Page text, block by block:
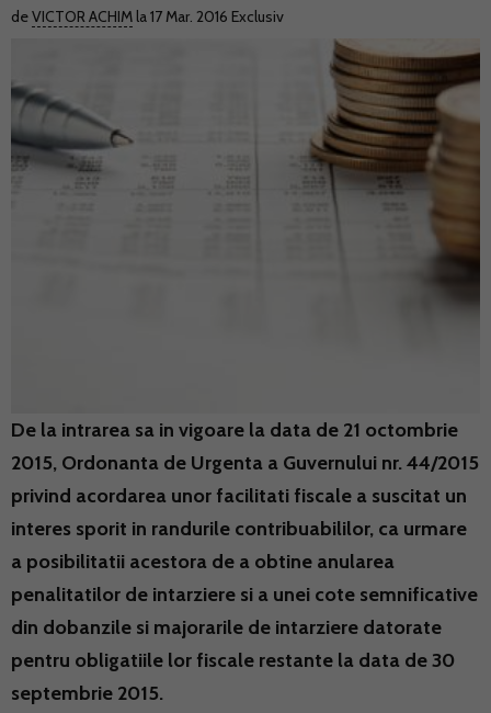
deVICTOR ACHIM la 17 Mar. 2016 Exclusiv
De la intrarea sa in vigoare la data de 21 octombrie
2015, Ordonanta de Urgenta a Guvernului nr. 44/2015
privind acordarea unor facilitati fiscale a suscitat un
interes sporit in randurile contribuabililor, ca urmare
a posibilitatii acestora de a obtine anularea
penalitatilor de intarziere si a unei cote semnificative
din dobanzile si majorarile de intarziere datorate
pentru obligatiile lor fiscale restante la data de 30
septembrie 2015.